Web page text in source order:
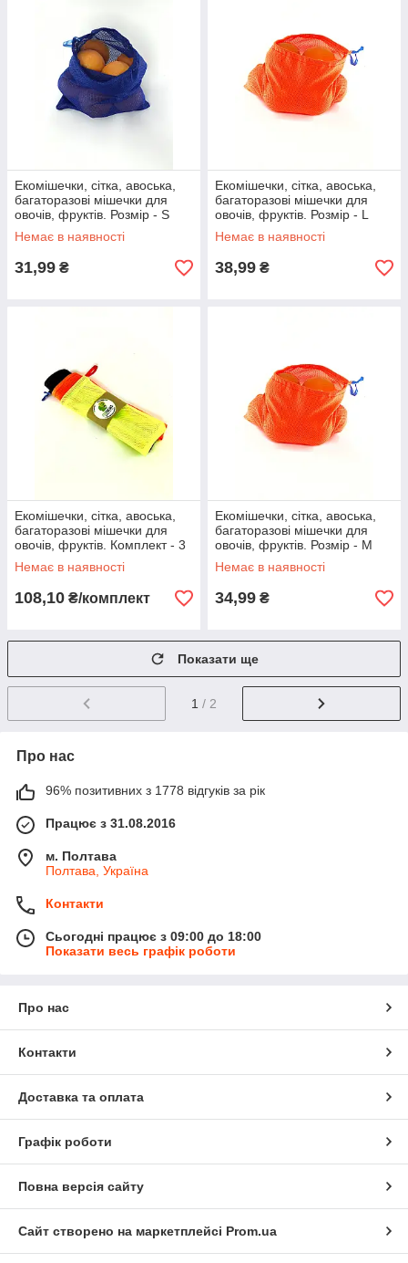
Екомішечки, сітка, авоська,
багаторазові мішечки для
овочів, фруктів. Розмір - S
(25х24см) синій
Немає в наявності
31,99 ₴
Екомішечки, сітка, авоська,
багаторазові мішечки для
овочів, фруктів. Розмір - L
(35х32см) помаранчевий
Немає в наявності
38,99 ₴
Екомішечки, сітка, авоська,
багаторазові мішечки для
овочів, фруктів. Комплект - 3
штуки S+M+L
Немає в наявності
108,10 ₴/комплект
Екомішечки, сітка, авоська,
багаторазові мішечки для
овочів, фруктів. Розмір - M
(27х24см) помаранчевий
Немає в наявності
34,99 ₴
Показати ще
1 / 2
Про нас
96% позитивних з 1778 відгуків за рік
Працює з 31.08.2016
м. Полтава
Полтава, Україна
Контакти
Сьогодні працює з 09:00 до 18:00
Показати весь графік роботи
Про нас
Контакти
Доставка та оплата
Графік роботи
Повна версія сайту
Сайт створено на маркетплейсі Prom.ua